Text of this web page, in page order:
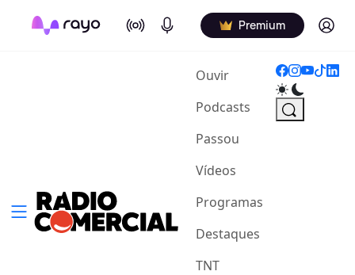
On Air Podcasts Premium Log in
Ouvir(current)
Podcasts
Passou
Vídeos
Programas
Destaques
TNT